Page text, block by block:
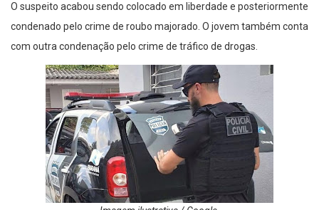
O suspeito acabou sendo colocado em liberdade e posteriormente
condenado pelo crime de roubo majorado. O jovem também conta
com outra condenação pelo crime de tráfico de drogas.